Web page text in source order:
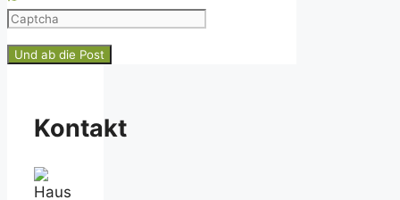
Please
the
CAPTCHA
Kontakt